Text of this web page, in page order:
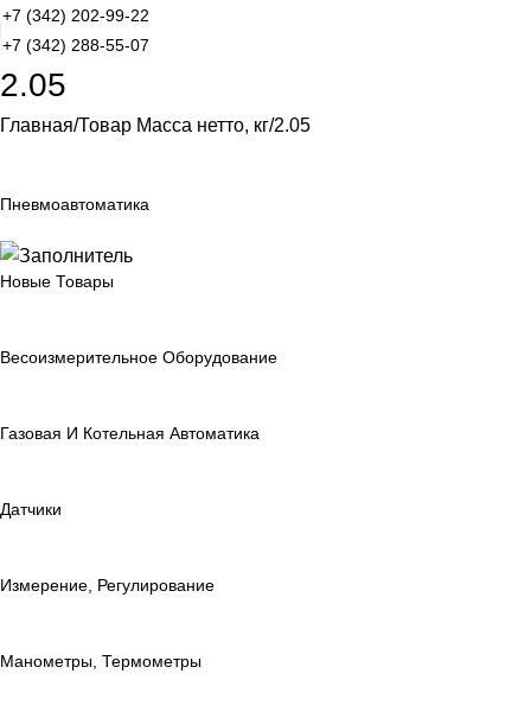
+7 (342) 202-99-22
+7 (342) 288-55-07
2.05
Главная Товар Масса нетто, кг 2.05
Пневмоавтоматика
Новые Товары
Весоизмерительное Оборудование
Газовая И Котельная Автоматика
Датчики
Измерение, Регулирование
Манометры, Термометры